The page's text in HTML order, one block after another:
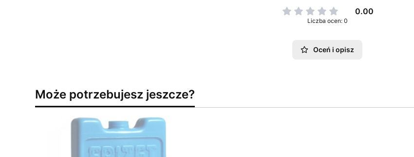
0.00
Liczba ocen: 0
Oceń i opisz
Może potrzebujesz jeszcze?